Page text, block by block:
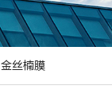
金丝楠膜